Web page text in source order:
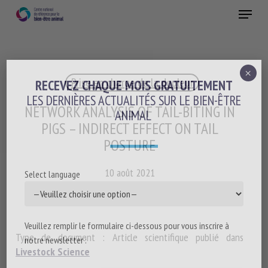
Menu
Prise en charge de la douleur
NETWORK ANALYSIS OF TAIL-BITING IN
PIGS – INDIRECT EFFECT ON TAIL
POSTURE
10 août 2021
Type de document : Article scientifique publié dans
Livestock Science
RECEVEZ CHAQUE MOIS GRATUITEMENT
LES DERNIÈRES ACTUALITÉS SUR LE BIEN-ÊTRE
ANIMAL
Select language
Veuillez remplir le formulaire ci-dessous pour vous inscrire à
notre newsletter :
×